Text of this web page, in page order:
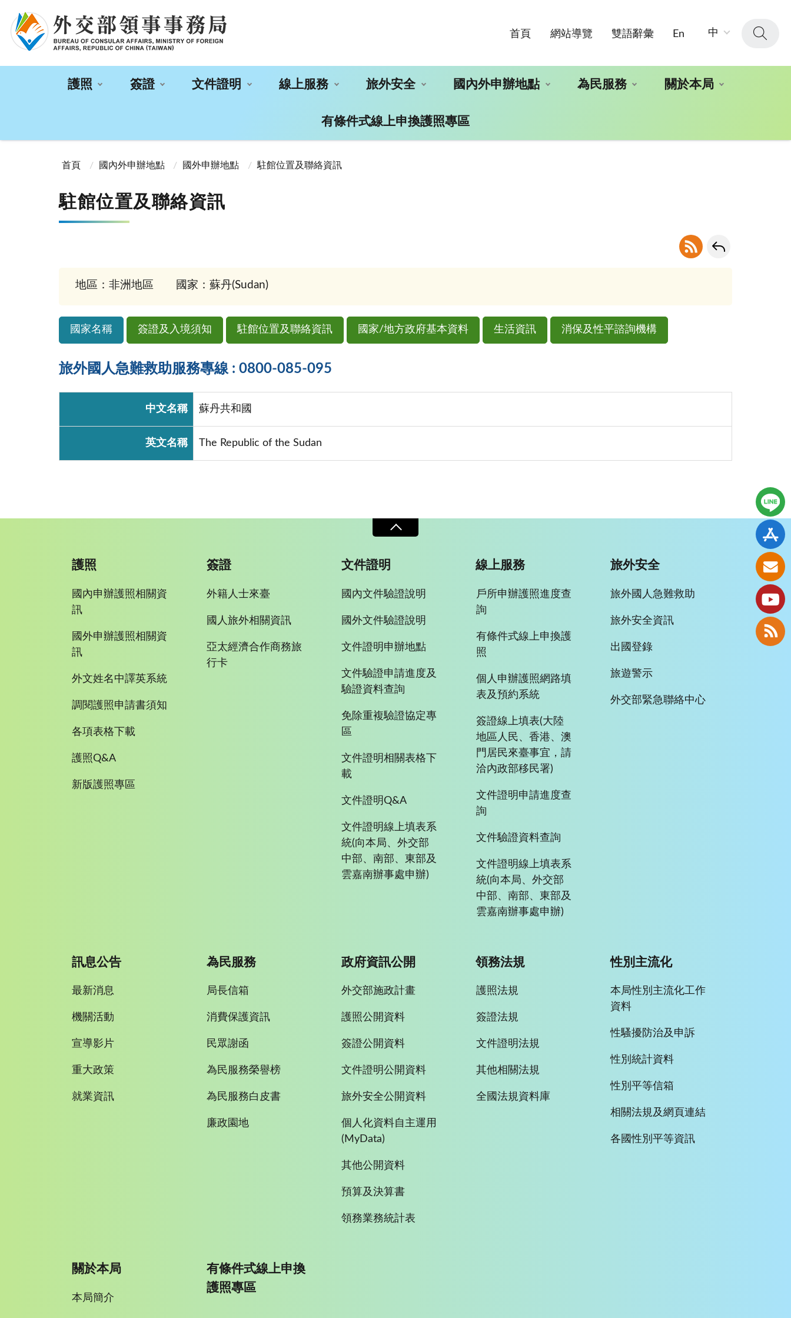
首頁 網站導覽 雙語辭彙 En 中
護照 簽證 文件證明 線上服務 旅外安全 國內外申辦地點 為民服務 關於本局
有條件式線上申換護照專區
首頁
國內外申辦地點 國外申辦地點 駐館位置及聯絡資訊
駐館位置及聯絡資訊
地區：非洲地區 國家：蘇丹(Sudan)
國家名稱 簽證及入境須知 駐館位置及聯絡資訊 國家/地方政府基本資料 生活資訊 消保及性平諮詢機構
旅外國人急難救助服務專線 : 0800-085-095
中文名稱 蘇丹共和國
英文名稱 The Republic of the Sudan
護照
國內申辦護照相關資
訊
國外申辦護照相關資
訊
外文姓名中譯英系統
調閱護照申請書須知
各項表格下載
護照Q&A
新版護照專區
簽證
外籍人士來臺
國人旅外相關資訊
亞太經濟合作商務旅
行卡
文件證明
國內文件驗證說明
國外文件驗證說明
文件證明申辦地點
文件驗證申請進度及
驗證資料查詢
免除重複驗證協定專
區
文件證明相關表格下
載
文件證明Q&A
文件證明線上填表系
統(向本局、外交部
中部、南部、東部及
雲嘉南辦事處申辦)
線上服務
戶所申辦護照進度查
詢
有條件式線上申換護
照
個人申辦護照網路填
表及預約系統
簽證線上填表(大陸
地區人民、香港、澳
門居民來臺事宜，請
洽內政部移民署)
文件證明申請進度查
詢
文件驗證資料查詢
文件證明線上填表系
統(向本局、外交部
中部、南部、東部及
雲嘉南辦事處申辦)
旅外安全
旅外國人急難救助
旅外安全資訊
出國登錄
旅遊警示
外交部緊急聯絡中心
訊息公告
最新消息
機關活動
宣導影片
重大政策
就業資訊
為民服務
局長信箱
消費保護資訊
民眾謝函
為民服務榮譽榜
為民服務白皮書
廉政園地
政府資訊公開
外交部施政計畫
護照公開資料
簽證公開資料
文件證明公開資料
旅外安全公開資料
個人化資料自主運用
(MyData)
其他公開資料
預算及決算書
領務業務統計表
領務法規
護照法規
簽證法規
文件證明法規
其他相關法規
全國法規資料庫
性別主流化
本局性別主流化工作
資料
性騷擾防治及申訴
性別統計資料
性別平等信箱
相關法規及網頁連結
各國性別平等資訊
關於本局
本局簡介
有條件式線上申換
護照專區